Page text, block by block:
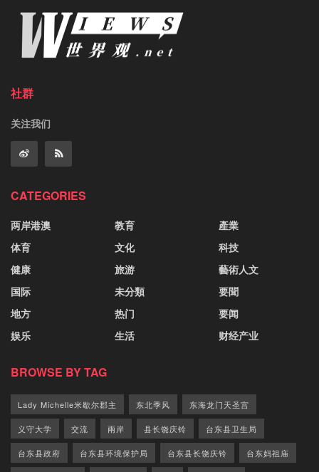
社群
关注我们
CATEGORIES
两岸港澳
体育
健康
国际
地方
娱乐
教育
文化
旅游
未分類
热门
生活
產業
科技
藝術人文
要聞
要闻
财经产业
BROWSE BY TAG
Lady Michelle米歇尔郡主 东北季风 东海龙门天圣宫
义守大学 交流 兩岸 县长饶庆铃 台东县卫生局
台东县政府 台东县环境保护局 台东县长饶庆铃 台东妈祖庙